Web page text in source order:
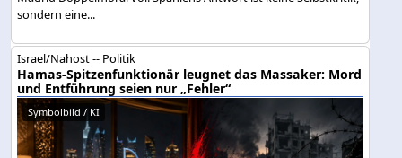
sondern eine...
Israel/Nahost -- Politik
Hamas-Spitzenfunktionär leugnet das Massaker: Mord
und Entführung seien nur „Fehler“
Symbolbild / KI